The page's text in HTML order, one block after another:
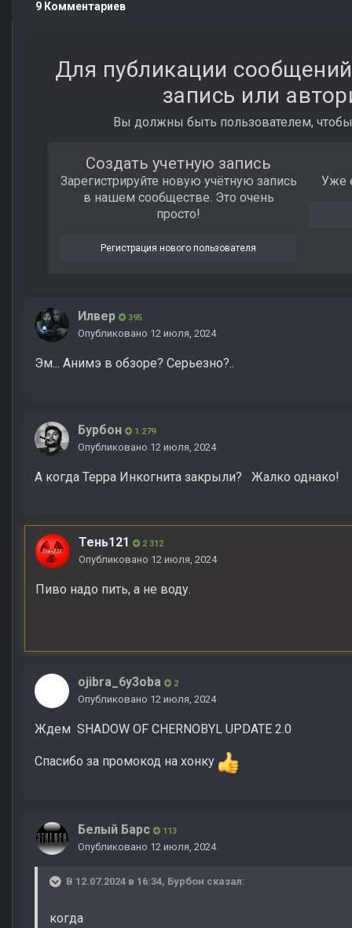
9 Комментариев
Для публикации
запись или
Вы должны быть пользователем,
Создать учетную запись
Зарегистрируйте новую учётную запись
в нашем сообществе. Это очень
просто!
Регистрация нового пользователя
Уже
Илвер 395
Опубликовано 12 июля, 2024
Эм... Анимэ в обзоре? Серьезно?..
Бурбон 1 279
Опубликовано 12 июля, 2024
А когда Терра Инкогнита закрыли? Жалко однако!
Тень121 2 312
Опубликовано 12 июля, 2024
Пиво надо пить, а не воду.
ojibra_6y3oba 2
Опубликовано 12 июля, 2024
Ждем SHADOW OF CHERNOBYL UPDATE 2.0
Спасибо за промокод на хонку
Белый Барс 113
Опубликовано 12 июля, 2024
В 12.07.2024 в 16:34, Бурбон сказал:
когда